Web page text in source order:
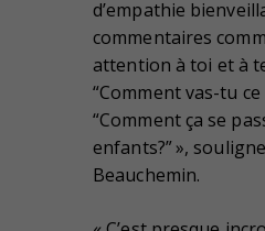
d’empathie
commentaires
attention à toi et à
“Comment vas-tu ce
“Comment ça se
enfants?” »,
Beauchemin.